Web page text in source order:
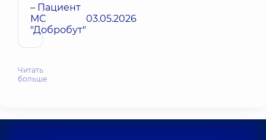
– Пациент
МС
"Добробут"
03.05.2026
Читать
больше